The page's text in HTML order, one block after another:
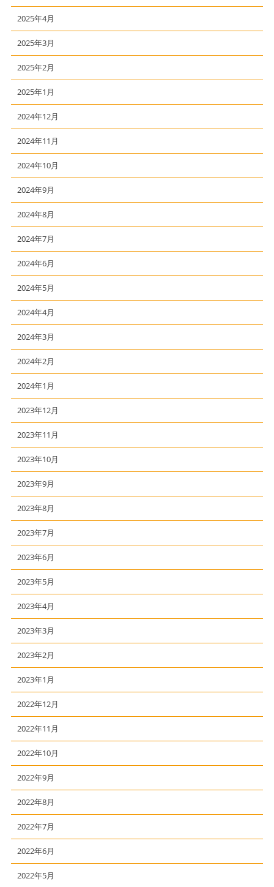
2025年4月
2025年3月
2025年2月
2025年1月
2024年12月
2024年11月
2024年10月
2024年9月
2024年8月
2024年7月
2024年6月
2024年5月
2024年4月
2024年3月
2024年2月
2024年1月
2023年12月
2023年11月
2023年10月
2023年9月
2023年8月
2023年7月
2023年6月
2023年5月
2023年4月
2023年3月
2023年2月
2023年1月
2022年12月
2022年11月
2022年10月
2022年9月
2022年8月
2022年7月
2022年6月
2022年5月